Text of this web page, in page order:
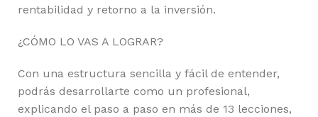
rentabilidad y retorno a la inversión.
¿CÓMO LO VAS A LOGRAR?
Con una estructura sencilla y fácil de entender,
podrás desarrollarte como un profesional,
explicando el paso a paso en más de 13 lecciones,